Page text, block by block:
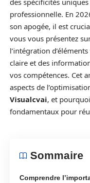
des spécificités
professionnelle. En
son apogée, il est
vous vous présentez
l’intégration
claire et des
vos compétences. Cet
aspects de
Visualcvai, et
fondamentaux pour
Sommaire
Comprendre